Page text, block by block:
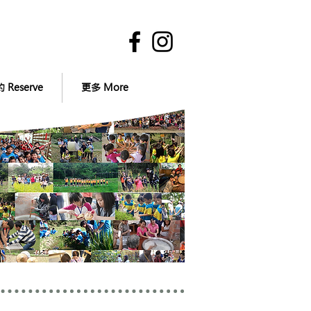
Reserve 更多 More